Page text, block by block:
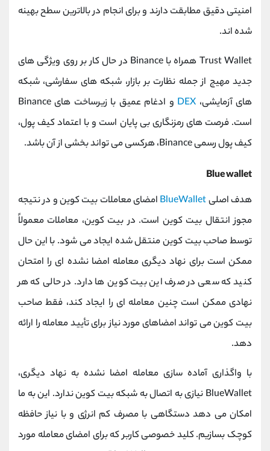
امنیتی دقیق مطابقت دارند و برای انجام در بالاترین سطح بهینه
شده اند.
Trust Wallet همراه با Binance در حال کار بر روی ویژگی های
جدید مهیج از جمله نظارت بر بازار، شبکه های سفارشی، شبکه
های آزمایشی، DEX
و ادغام عمیق با زیرساخت های Binance
است. فرصت های رمزنگاری بی پایان است و با اعتماد کیف پول،
کیف پول رسمی Binance، هرکسی می تواند بخشی از آن باشد.
Blue wallet
هدف اصلیBlueWallet امضای معاملات بیت کوین و در نتیجه
مجوز انتقال بیت کوین است. در بیت کوین، معاملات معمولاً
توسط صاحب بیت کوین منتقل شده ایجاد می شود. با این حال
ممکن است برای نهاد دیگری معامله امضا نشده ای را امتحان
کنید که سعی در صرف این بیت کوین ها دارد. در حالی که هر
نهادی ممکن است چنین معامله ای را ایجاد کند، فقط صاحب
بیت کوین می تواند امضاهای مورد نیاز برای تأیید معامله را ارائه
دهد.
با واگذاری آماده سازی معامله امضا نشده به نهاد دیگری،
BlueWallet نیازی به اتصال به شبکه بیت کوین ندارد. این به ما
امکان می دهد دستگاهی با مصرف کم انرژی و با نیاز حافظه
کوچک بسازیم. کلید خصوصی کاربر که برای امضای معامله مورد